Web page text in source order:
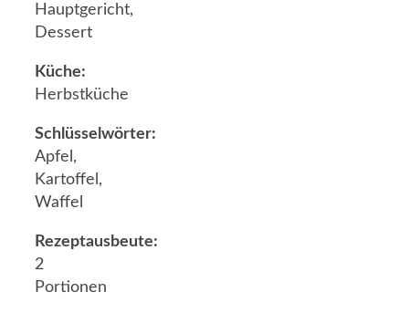
Hauptgericht,
Dessert
Küche:
Herbstküche
Schlüsselwörter:
Apfel,
Kartoffel,
Waffel
Rezeptausbeute:
2
Portionen